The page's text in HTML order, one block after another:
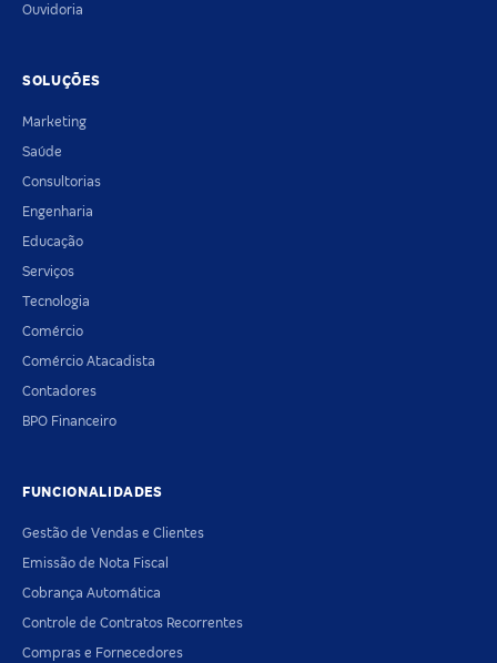
Ouvidoria
SOLUÇÕES
Marketing
Saúde
Consultorias
Engenharia
Educação
Serviços
Tecnologia
Comércio
Comércio Atacadista
Contadores
BPO Financeiro
FUNCIONALIDADES
Gestão de Vendas e Clientes
Emissão de Nota Fiscal
Cobrança Automática
Controle de Contratos Recorrentes
Compras e Fornecedores